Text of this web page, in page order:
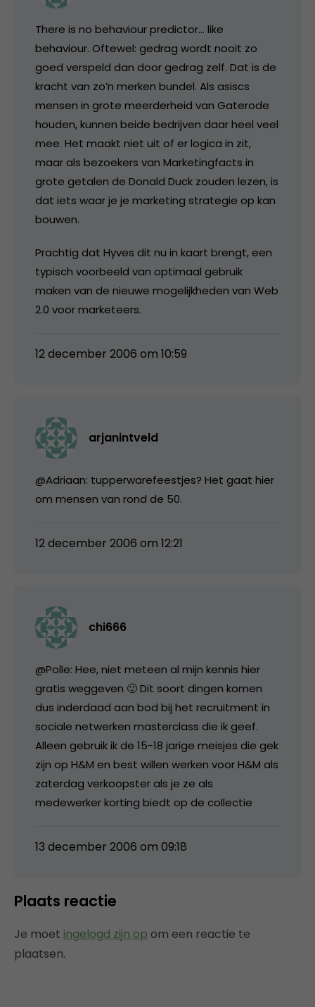
There is no behaviour predictor… like
behaviour. Oftewel: gedrag wordt nooit zo
goed verspeld dan door gedrag zelf. Dat is de
kracht van zo’n merken bundel. Als asiscs
mensen in grote meerderheid van Gaterode
houden, kunnen beide bedrijven daar heel veel
mee. Het maakt niet uit of er logica in zit,
maar als bezoekers van Marketingfacts in
grote getalen de Donald Duck zouden lezen, is
dat iets waar je je marketing strategie op kan
bouwen.
Prachtig dat Hyves dit nu in kaart brengt, een
typisch voorbeeld van optimaal gebruik
maken van de nieuwe mogelijkheden van Web
2.0 voor marketeers.
12 december 2006 om 10:59
arjanintveld
@Adriaan: tupperwarefeestjes? Het gaat hier
om mensen van rond de 50.
12 december 2006 om 12:21
chi666
@Polle: Hee, niet meteen al mijn kennis hier
gratis weggeven 🙂 Dit soort dingen komen
dus inderdaad aan bod bij het recruitment in
sociale netwerken masterclass die ik geef.
Alleen gebruik ik de 15-18 jarige meisjes die gek
zijn op H&M en best willen werken voor H&M als
zaterdag verkoopster als je ze als
medewerker korting biedt op de collectie
13 december 2006 om 09:18
Plaats reactie
Je moet ingelogd zijn op om een reactie te
plaatsen.